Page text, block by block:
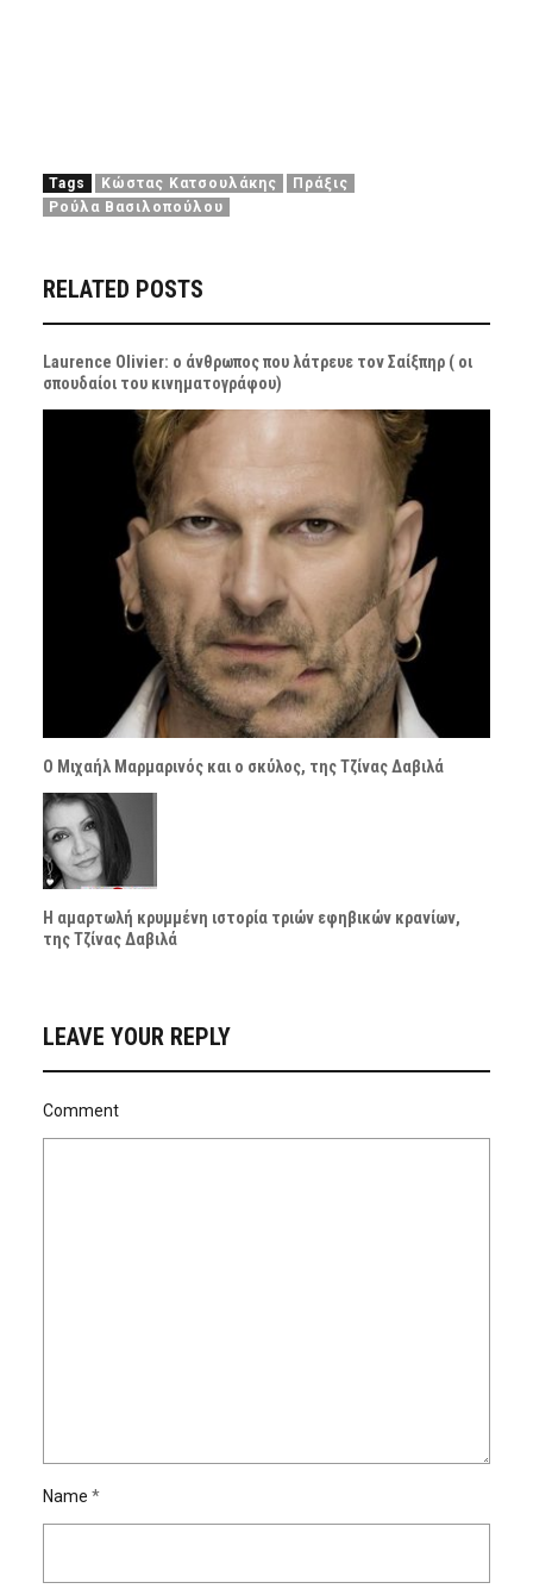
Tags Κώστας Κατσουλάκης
Πράξις
Ρούλα Βασιλοπούλου
RELATED POSTS
Laurence Olivier: ο άνθρωπος που λάτρευε τον Σαίξπηρ ( οι
σπουδαίοι του κινηματογράφου)
Ο Μιχαήλ Μαρμαρινός και ο σκύλος, της Τζίνας Δαβιλά
Η αμαρτωλή κρυμμένη ιστορία τριών εφηβικών κρανίων,
της Τζίνας Δαβιλά
LEAVE YOUR REPLY
Comment
Name *